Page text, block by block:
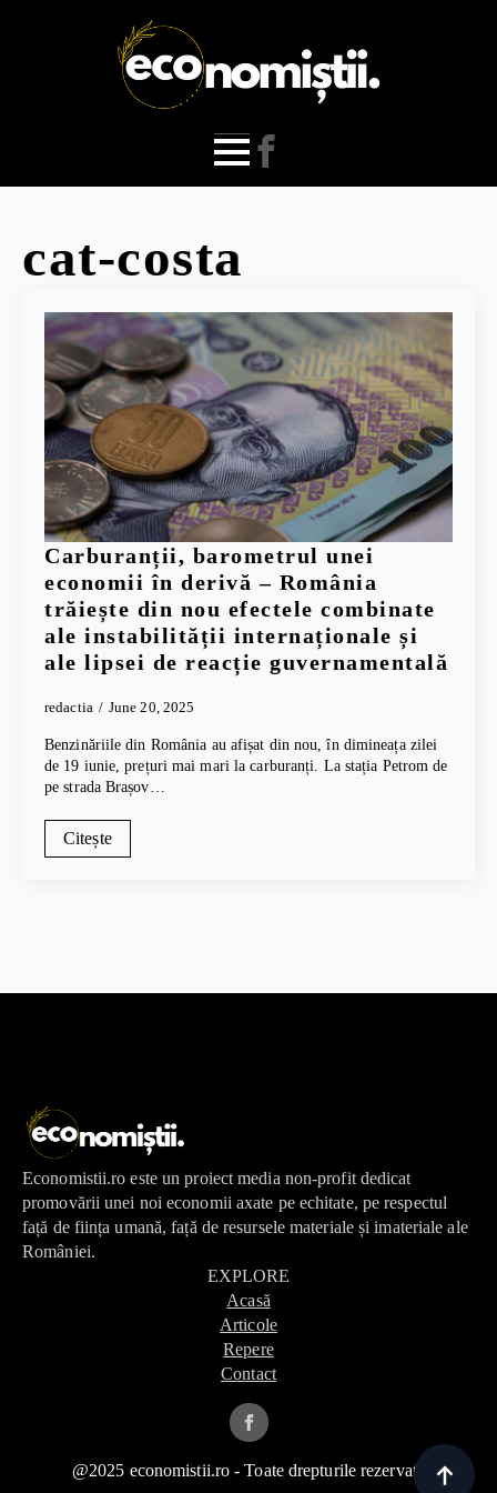
cat-costa
Carburanții, barometrul unei
economii în derivă – România
trăiește din nou efectele combinate
ale instabilității internaționale și
ale lipsei de reacție guvernamentală
redactia June 20, 2025
Benzinăriile din România au afișat din nou, în dimineața zilei
de 19 iunie, prețuri mai mari la carburanți. La stația Petrom de
pe strada Brașov…
Citește
Economistii.ro este un proiect media non-profit dedicat
promovării unei noi economii axate pe echitate, pe respectul
față de ființa umană, față de resursele materiale și imateriale ale
României.
EXPLORE
Acasă
Articole
Repere
Contact
@2025 economistii.ro - Toate drepturile rezervate